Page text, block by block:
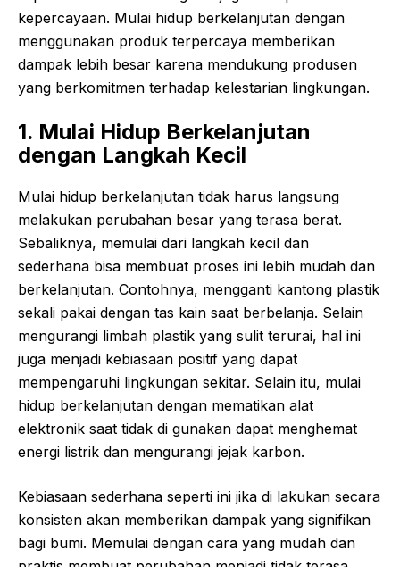
kepercayaan. Mulai hidup berkelanjutan dengan
menggunakan produk terpercaya memberikan
dampak lebih besar karena mendukung produsen
yang berkomitmen terhadap kelestarian lingkungan.
1. Mulai Hidup Berkelanjutan
dengan Langkah Kecil
Mulai hidup berkelanjutan tidak harus langsung
melakukan perubahan besar yang terasa berat.
Sebaliknya, memulai dari langkah kecil dan
sederhana bisa membuat proses ini lebih mudah dan
berkelanjutan. Contohnya, mengganti kantong plastik
sekali pakai dengan tas kain saat berbelanja. Selain
mengurangi limbah plastik yang sulit terurai, hal ini
juga menjadi kebiasaan positif yang dapat
mempengaruhi lingkungan sekitar. Selain itu, mulai
hidup berkelanjutan dengan mematikan alat
elektronik saat tidak di gunakan dapat menghemat
energi listrik dan mengurangi jejak karbon.
Kebiasaan sederhana seperti ini jika di lakukan secara
konsisten akan memberikan dampak yang signifikan
bagi bumi. Memulai dengan cara yang mudah dan